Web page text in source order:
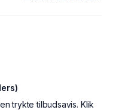
trykte tilbudsavis. Klik